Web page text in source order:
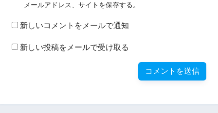
メールアドレス、サイトを保存する。
新しいコメントをメールで通知
新しい投稿をメールで受け取る